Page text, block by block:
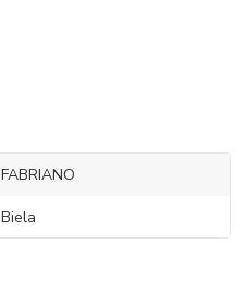
FABRIANO
Biela